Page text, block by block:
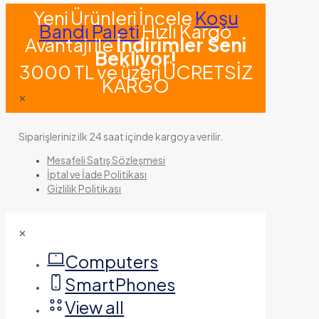
Yeni Ürünleri İncele Koşu
Bandı PaletiHızlı Kargo
Avantajı ileİndirimler Seni
Bekliyor!
3000 TL ve üzeri ÜCRETSİZ
KARGO
✕
Siparişleriniz ilk 24 saat içinde kargoya verilir.
Mesafeli Satış Sözleşmesi
İptal ve İade Politikası
Gizlilik Politikası
✕
Computers
SmartPhones
View all